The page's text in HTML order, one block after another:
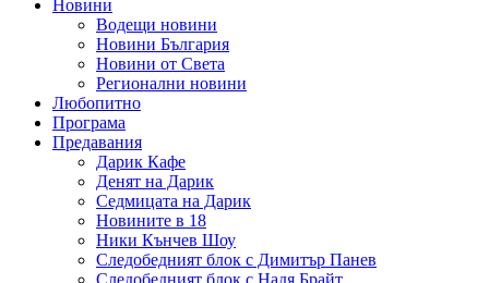
Новини
Водещи новини
Новини България
Новини от Света
Регионални новини
Любопитно
Програма
Предавания
Дарик Кафе
Денят на Дарик
Седмицата на Дарик
Новините в 18
Ники Кънчев Шоу
Следобедният блок с Димитър Панев
Следобедният блок с Надя Брайт